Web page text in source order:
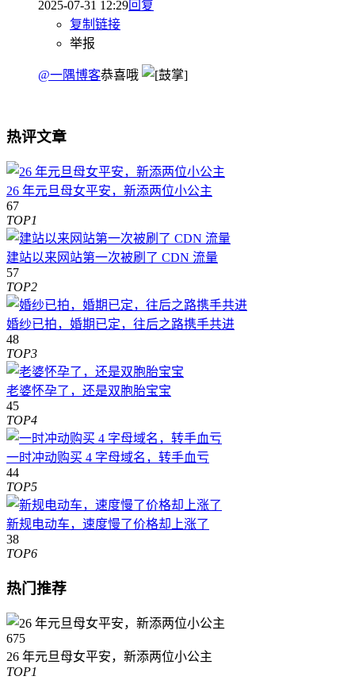
2025-07-31 12:29回复
复制链接
举报
@一隅博客恭喜哦
热评文章
26 年元旦母女平安，新添两位小公主
67
TOP1
建站以来网站第一次被刷了 CDN 流量
57
TOP2
婚纱已拍，婚期已定，往后之路携手共进
48
TOP3
老婆怀孕了，还是双胞胎宝宝
45
TOP4
一时冲动购买 4 字母域名，转手血亏
44
TOP5
新规电动车，速度慢了价格却上涨了
38
TOP6
热门推荐
675
26 年元旦母女平安，新添两位小公主
TOP1